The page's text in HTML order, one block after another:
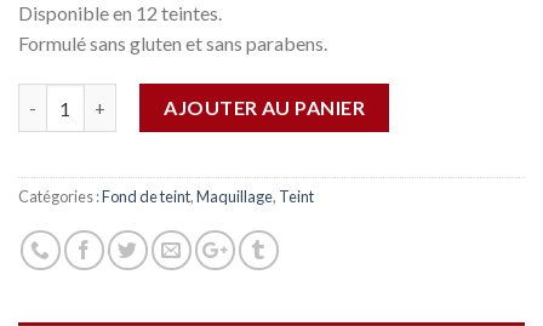
Disponible en 12 teintes.
Formulé sans gluten et sans parabens.
AJOUTER AU PANIER
Catégories :Fond de teint,Maquillage, Teint